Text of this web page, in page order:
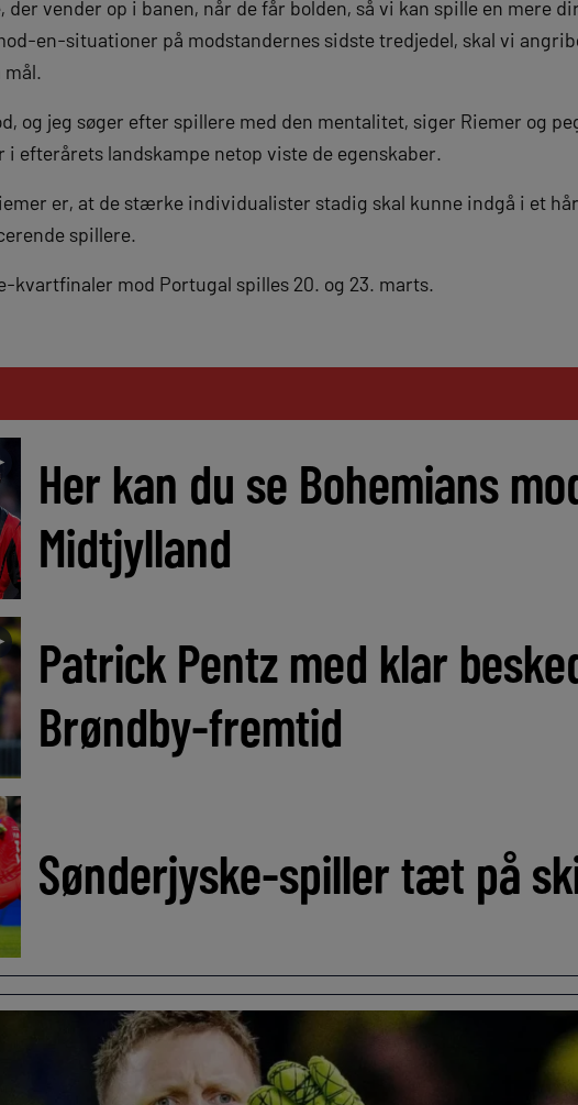
der vender op i banen, når de får bolden, så vi kan spille en mere
en-situationer på modstandernes sidste tredjedel, skal vi
mål.
og jeg søger efter spillere med den mentalitet, siger Riemer og
i efterårets landskampe netop viste de egenskaber.
er, at de stærke individualister stadig skal kunne indgå i et
spillere.
kvartfinaler mod Portugal spilles 20. og 23. marts.
Her kan du se Bohemians
Midtjylland
Patrick Pentz med klar
Brøndby-fremtid
Sønderjyske-spiller tæt på